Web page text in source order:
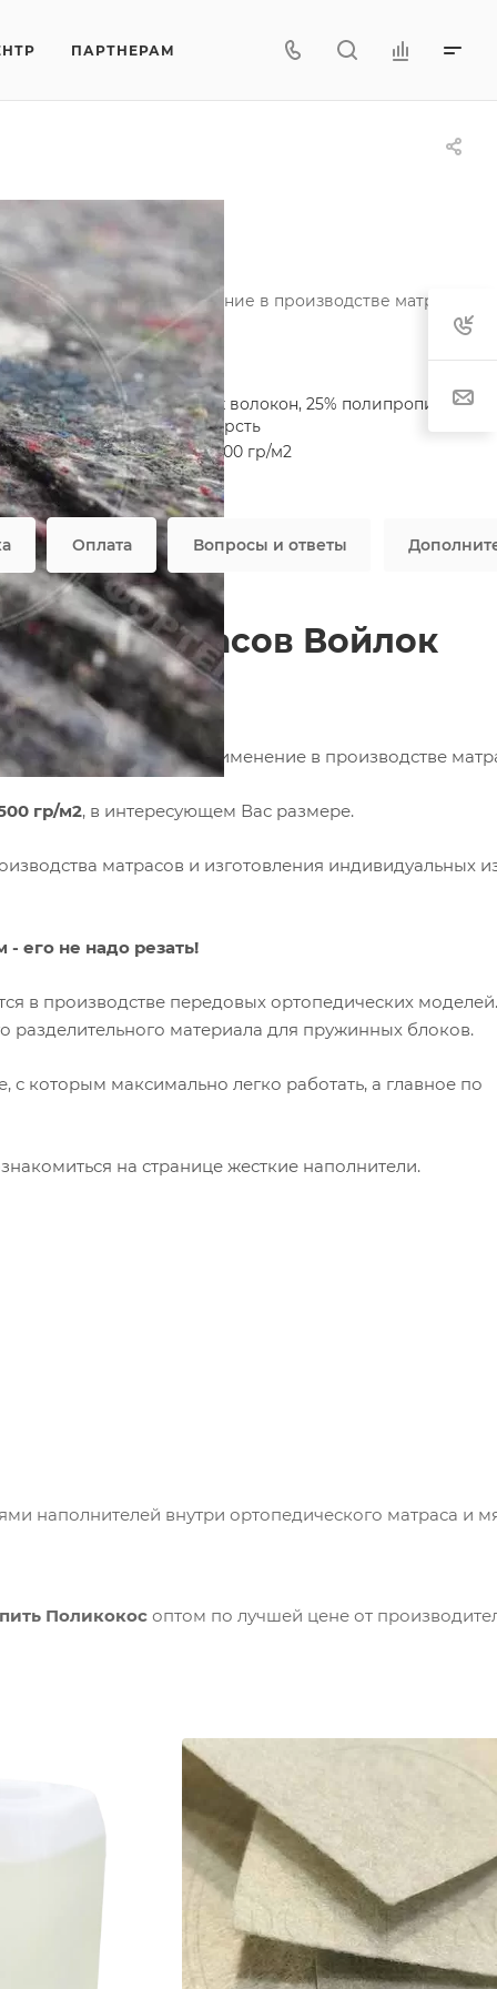
ПАРТНЕРАМ
свое активное применение в производстве матрасов.
Характеристики
Состав— 60% акриловых волокон, 25%
волокон, 15% хлопок и шерсть
Плотность— 400 гр/м2, 500 гр/м2
Материал— Войлок
Все характеристики
Оплата Вопросы и ответы
матрасов Войлок
свое активное применение в производстве
гр/м2, в интересующем Вас размере.
матрасов и изготовления индивидуальных
его не надо резать!
в производстве передовых ортопедических моделей.
разделительного материала для пружинных блоков.
которым максимально легко работать, а главное по
на странице жесткие наполнители.
наполнителей внутри ортопедического матраса и
Поликокос оптом по лучшей цене от